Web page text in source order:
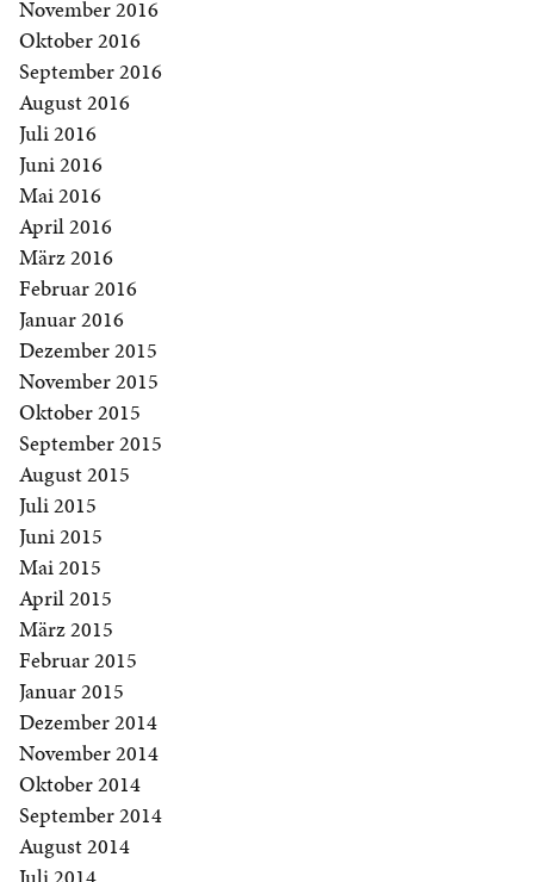
November 2016
Oktober 2016
September 2016
August 2016
Juli 2016
Juni 2016
Mai 2016
April 2016
März 2016
Februar 2016
Januar 2016
Dezember 2015
November 2015
Oktober 2015
September 2015
August 2015
Juli 2015
Juni 2015
Mai 2015
April 2015
März 2015
Februar 2015
Januar 2015
Dezember 2014
November 2014
Oktober 2014
September 2014
August 2014